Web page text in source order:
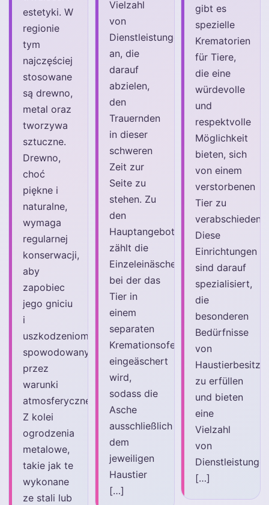
estetyki. W
regionie
tym
najczęściej
stosowane
są drewno,
metal oraz
tworzywa
sztuczne.
Drewno,
choć
piękne i
naturalne,
wymaga
regularnej
konserwacji,
aby
zapobiec
jego gniciu
i
uszkodzeniom
spowodowanym
przez
warunki
atmosferyczne.
Z kolei
ogrodzenia
metalowe,
takie jak te
wykonane
ze stali lub
Vielzahl
von
Dienstleistungen
an, die
darauf
abzielen,
den
Trauernden
in dieser
schweren
Zeit zur
Seite zu
stehen. Zu
den
Hauptangeboten
zählt die
Einzeleinäscherung,
bei der das
Tier in
einem
separaten
Kremationsofen
eingeäschert
wird,
sodass die
Asche
ausschließlich
dem
jeweiligen
Haustier
[…]
gibt es
spezielle
Krematorien
für Tiere,
die eine
würdevolle
und
respektvolle
Möglichkeit
bieten, sich
von einem
verstorbenen
Tier zu
verabschieden.
Diese
Einrichtungen
sind darauf
spezialisiert,
die
besonderen
Bedürfnisse
von
zu erfüllen
und bieten
eine
Vielzahl
von
[…]